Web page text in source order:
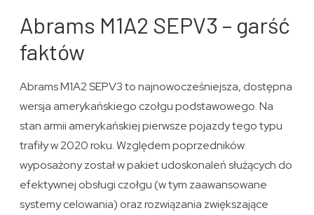
Abrams M1A2 SEPV3 – garść
faktów
Abrams M1A2 SEPV3 to najnowocześniejsza, dostępna
wersja amerykańskiego czołgu podstawowego. Na
stan armii amerykańskiej pierwsze pojazdy tego typu
trafiły w 2020 roku. Względem poprzedników
wyposażony został w pakiet udoskonaleń służących do
efektywnej obsługi czołgu (w tym zaawansowane
systemy celowania) oraz rozwiązania zwiększające